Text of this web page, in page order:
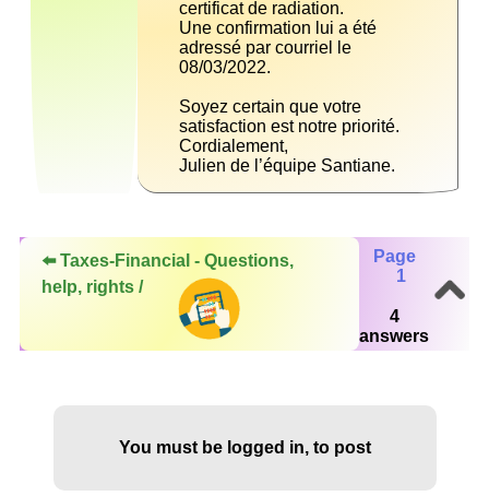
Une confirmation lui a été
adressé par courriel le
Soyez certain que votre
Julien de l’équipe Santiane.
⬅️ Taxes-Financial - Questions,
help, rights /
Page
1
4
answers
You must be logged in, to post